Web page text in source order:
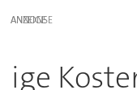
ANZEIGE
ige